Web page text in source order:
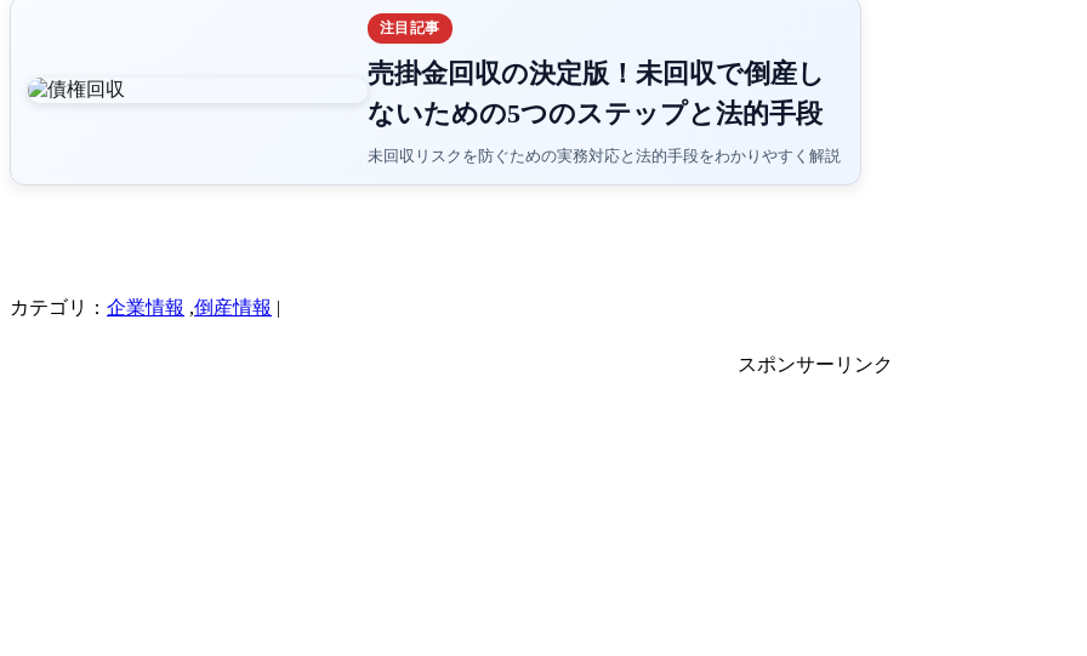
注目記事
売掛金回収の決定版！未回収で倒産し
ないための5つのステップと法的手段
未回収リスクを防ぐための実務対応と法的手段をわかりやすく解説
カテゴリ： 企業情報 ,倒産情報 |
スポンサーリンク